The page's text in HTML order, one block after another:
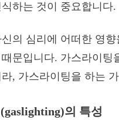
하는 것이 중요합니다.
의 심리에 어떠한 영
문입니다. 가스라이
, 가스라이팅을 하는
의 특성